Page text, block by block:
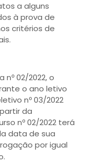
a alguns
à prova de
critérios de
02/2022, o
o ano letivo
nº 03/2022
da
nº 02/2022 terá
data de sua
por igual